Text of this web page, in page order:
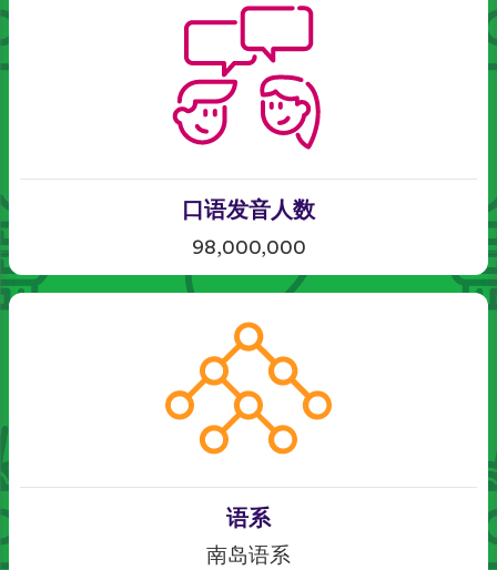
口语发音人数
98,000,000
语系
南岛语系